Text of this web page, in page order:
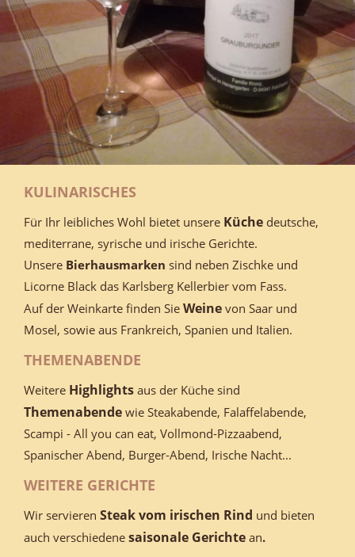
KULINARISCHES
Für Ihr leibliches Wohl bietet unsere Küche deutsche,
mediterrane, syrische und irische Gerichte.
Unsere Bierhausmarken sind neben Zischke und
Licorne Black das Karlsberg Kellerbier vom Fass.
Auf der Weinkarte finden Sie Weine von Saar und
Mosel, sowie aus Frankreich, Spanien und Italien.
THEMENABENDE
Weitere Highlights aus der Küche sind
Themenabende wie Steakabende, Falaffelabende,
Scampi - All you can eat, Vollmond-Pizzaabend,
Spanischer Abend, Burger-Abend, Irische Nacht...
WEITERE GERICHTE
Wir servieren Steak vom irischen Rind und bieten
auch verschiedene saisonale Gerichte an.